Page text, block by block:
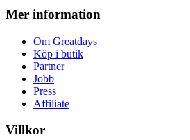
Mer information
Om Greatdays
Köp i butik
Partner
Jobb
Press
Affiliate
Villkor